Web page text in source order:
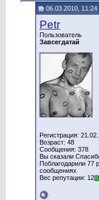
06.03.2010, 11:24
Petr
Пользователь
Завсегдатай
Регистрация:
Возраст: 48
Сообщения: 378
Вы сказали
Поблагодарили 77
сообщениях
Вес репутации: 12